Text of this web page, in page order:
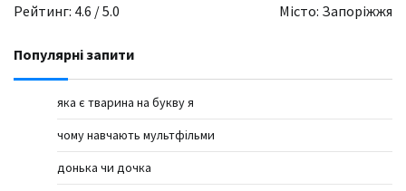
Рейтинг: 4.6 / 5.0
Місто: Запоріжжя
Популярні запити
яка є тварина на букву я
чому навчають мультфільми
донька чи дочка